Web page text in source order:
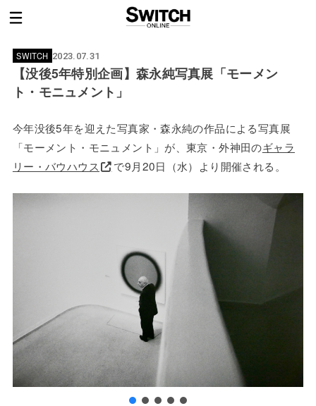
SWITCH 2023.07.31
【没後5年特別企画】森永純写真展「モーメン
ト・モニュメント」
今年没後5年を迎えた写真家・森永純の作品による写真展
「モーメント・モニュメント」が、東京・外神田のギャラ
リー・バウハウス
で9月20日（水）より開催される。